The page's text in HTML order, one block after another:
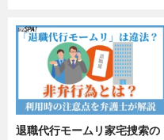
退職代行モームリ家宅捜索の